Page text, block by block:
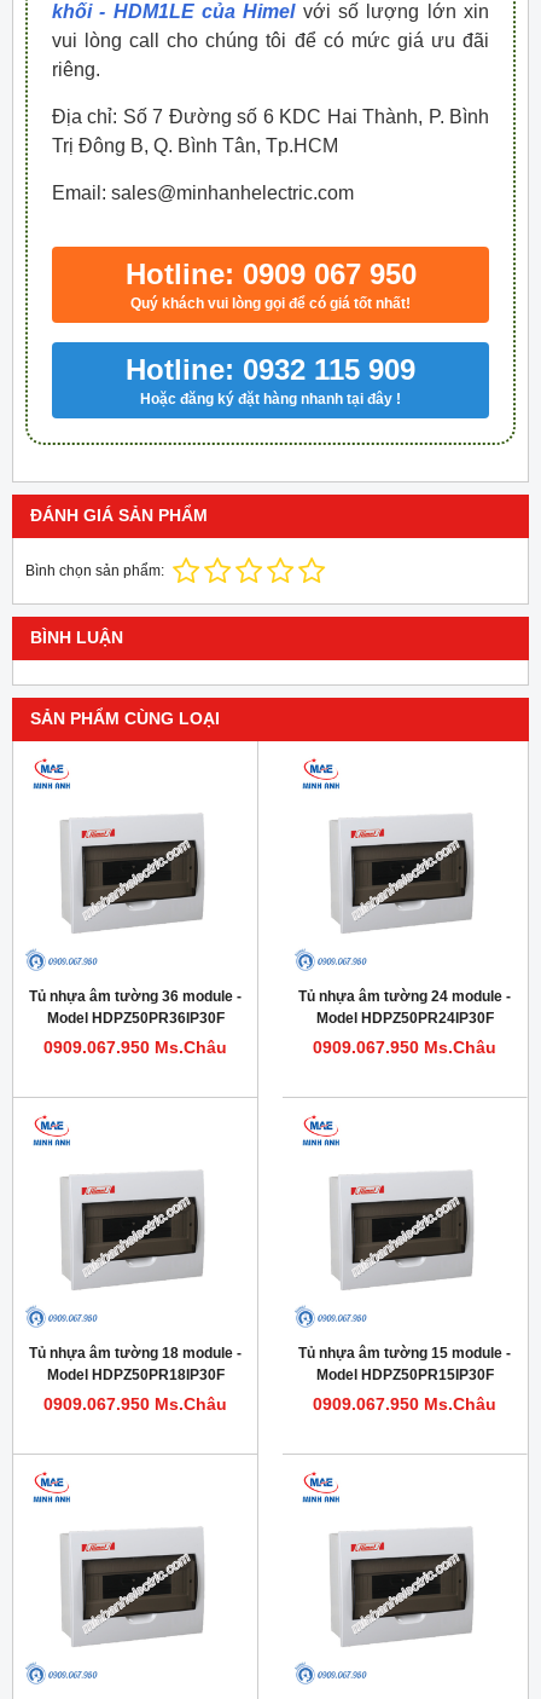
khối - HDM1LE của Himel với số lượng lớn xin
vui lòng call cho chúng tôi để có mức giá ưu đãi
riêng.
Địa chỉ: Số 7 Đường số 6 KDC Hai Thành, P. Bình
Trị Đông B, Q. Bình Tân, Tp.HCM
Email: sales@minhanhelectric.com
Hotline: 0909 067 950
Quý khách vui lòng gọi để có giá tốt nhất!
Hotline: 0932 115 909
Hoặc đăng ký đặt hàng nhanh tại đây !
ĐÁNH GIÁ SẢN PHẨM
Bình chọn sản phẩm:
BÌNH LUẬN
SẢN PHẨM CÙNG LOẠI
Tủ nhựa âm tường 36 module -
Model HDPZ50PR36IP30F
0909.067.950 Ms.Châu
Tủ nhựa âm tường 24 module -
Model HDPZ50PR24IP30F
0909.067.950 Ms.Châu
Tủ nhựa âm tường 18 module -
Model HDPZ50PR18IP30F
0909.067.950 Ms.Châu
Tủ nhựa âm tường 15 module -
Model HDPZ50PR15IP30F
0909.067.950 Ms.Châu